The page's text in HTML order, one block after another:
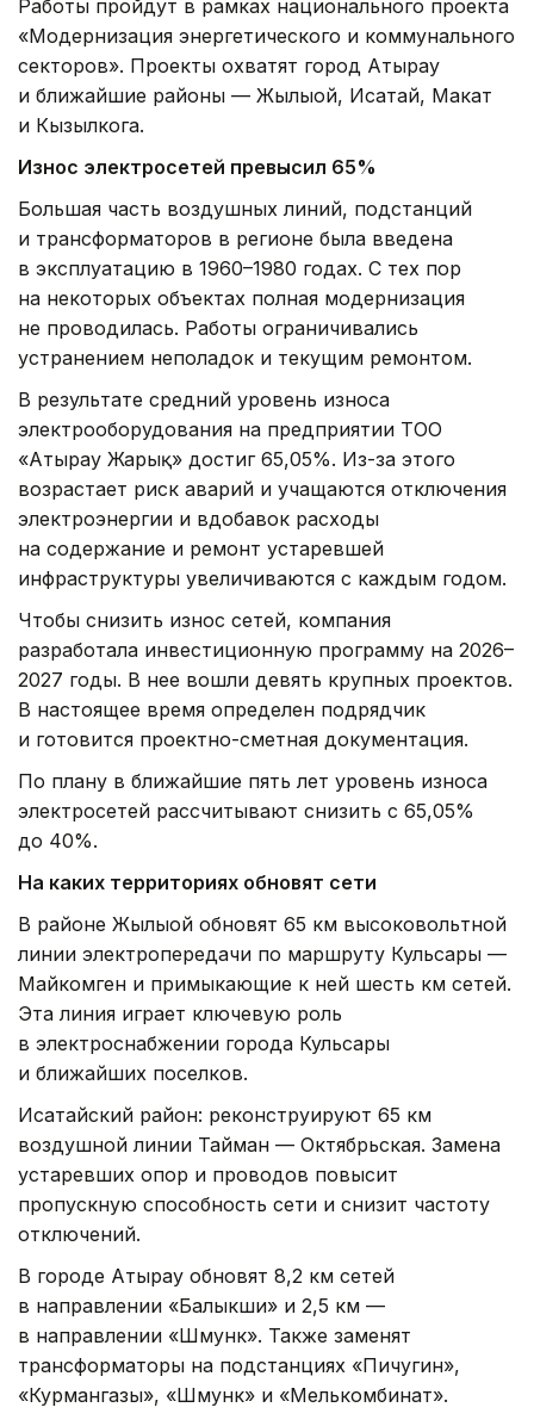
Работы пройдут в рамках национального проекта
«Модернизация энергетического и коммунального
секторов». Проекты охватят город Атырау
и ближайшие районы — Жылыой, Исатай, Макат
и Кызылкога.
Износ электросетей превысил 65%
Большая часть воздушных линий, подстанций
и трансформаторов в регионе была введена
в эксплуатацию в 1960–1980 годах. С тех пор
на некоторых объектах полная модернизация
не проводилась. Работы ограничивались
устранением неполадок и текущим ремонтом.
В результате средний уровень износа
электрооборудования на предприятии ТОО
«Атырау Жарық» достиг 65,05%. Из-за этого
возрастает риск аварий и учащаются отключения
электроэнергии и вдобавок расходы
на содержание и ремонт устаревшей
инфраструктуры увеличиваются с каждым годом.
Чтобы снизить износ сетей, компания
разработала инвестиционную программу на 2026–
2027 годы. В нее вошли девять крупных проектов.
В настоящее время определен подрядчик
и готовится проектно-сметная документация.
По плану в ближайшие пять лет уровень износа
электросетей рассчитывают снизить с 65,05%
до 40%.
На каких территориях обновят сети
В районе Жылыой обновят 65 км высоковольтной
линии электропередачи по маршруту Кульсары —
Майкомген и примыкающие к ней шесть км сетей.
Эта линия играет ключевую роль
в электроснабжении города Кульсары
и ближайших поселков.
Исатайский район: реконструируют 65 км
воздушной линии Тайман — Октябрьская. Замена
устаревших опор и проводов повысит
пропускную способность сети и снизит частоту
отключений.
В городе Атырау обновят 8,2 км сетей
в направлении «Балыкши» и 2,5 км —
в направлении «Шмунк». Также заменят
трансформаторы на подстанциях «Пичугин»,
«Курмангазы», «Шмунк» и «Мелькомбинат».